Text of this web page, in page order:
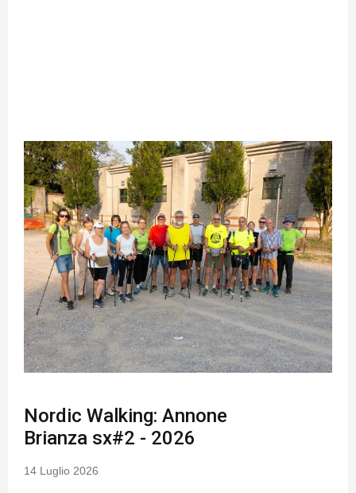
Nordic Walking: Annone
Brianza sx#2 - 2026
14 Luglio 2026